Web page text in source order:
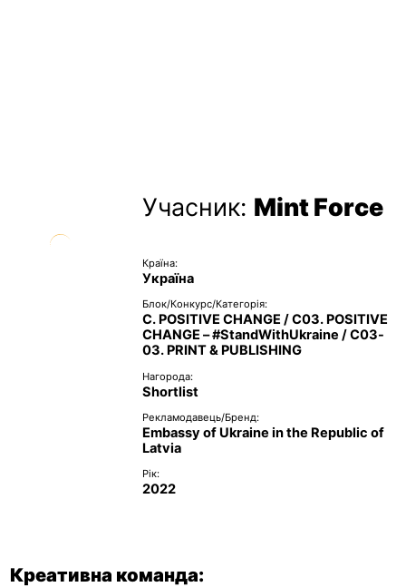
Учасник: Mint Force
Країна:
Україна
Блок/Конкурс/Категорія:
C. POSITIVE CHANGE / C03. POSITIVE
CHANGE – #StandWithUkraine / C03-
03. PRINT & PUBLISHING
Нагорода:
Shortlist
Рекламодавець/Бренд:
Embassy of Ukraine in the Republic of
Latvia
Рік:
2022
Креативна команда: